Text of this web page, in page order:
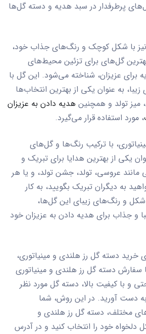
پرطرفدار در سبد هدیه و دسته گل‌ها
نیز با شکل کوچک و رنگ‌های جذاب خود،
گل‌های برای تزئین محیط‌های
برای عزیزان، شناخته می‌شود. این گل با
به عنوان یکی از بهترین انتخاب‌ها
میز تولد و همچنین هدیه دادن به عزیزان
، مورد استفاده قرار می‌گیرد.
با ترکیب رنگ‌ها و گل‌های
یکی از بهترین هدایا برای تبریک و
عروسی، تولد، جشن تولد، و یا هر
به دیگران تبریک بگویید، به کار
شکل و رنگ‌های زیبای این گل‌ها،
و جذاب برای هدیه دادن به عزیزان خود
خرید دسته گل رز هلندی و مینیاتوری،
دسته گل رز هلندی و مینیاتوری
و با کیفیت بالا، دسته گل مورد نظر
دست آورید. در این روش، شما
مختلف، دسته گل رز هلندی و
دلخواه خود را انتخاب کنید و در آدرس